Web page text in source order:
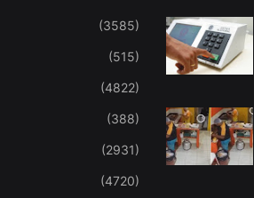
(3585)
(515)
(4822)
(388)
(2931)
(4720)